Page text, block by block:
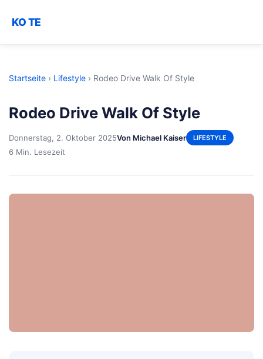
KO TE
Startseite › Lifestyle › Rodeo Drive Walk Of Style
Rodeo Drive Walk Of Style
Donnerstag, 2. Oktober 2025Von Michael Kaiser LIFESTYLE
6 Min. Lesezeit